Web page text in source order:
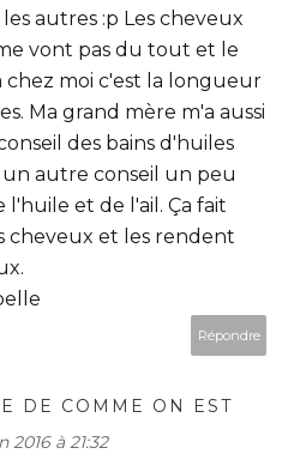
les autres :p Les cheveux
vont pas du tout et le
chez moi c'est la longueur
Ma grand mère m'a aussi
des bains d'huiles
un autre conseil un peu
l'huile et de l'ail. Ça fait
cheveux et les rendent
Répondre
DE COMME ON EST
2016 à 21:32